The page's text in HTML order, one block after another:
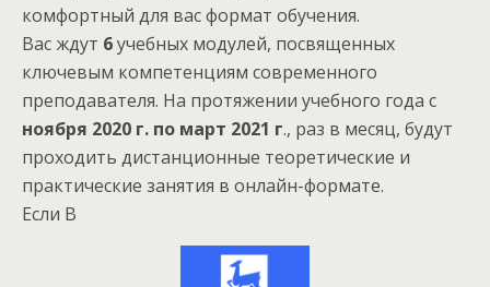
комфортный для вас формат обучения.
Вас ждут 6учебных модулей, посвященных
ключевым компетенциям современного
преподавателя. На протяжении учебного года с
ноября 2020 г. по март 2021 г., раз в месяц, будут
проходить дистанционные теоретические и
практические занятия в онлайн-формате.
Если В